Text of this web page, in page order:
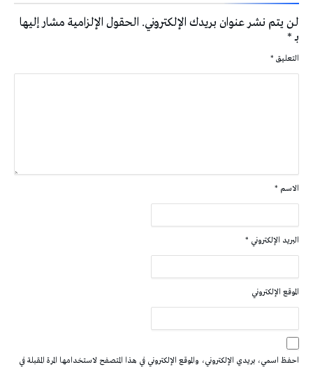
لن يتم نشر عنوان بريدك الإلكتروني. الحقول الإلزامية مشار إليها
بـ*
التعليق *
الاسم *
البريد الإلكتروني *
الموقع الإلكتروني
احفظ اسمي، بريدي الإلكتروني، والموقع الإلكتروني في هذا المتصفح لاستخدامها المرة المقبلة في